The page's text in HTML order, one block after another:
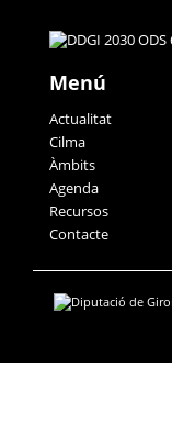
Menú
Actualitat
Cilma
Àmbits
Agenda
Recursos
Contacte